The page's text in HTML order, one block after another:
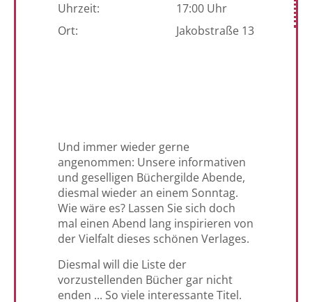
Uhrzeit:
17:00 Uhr
Ort:
Jakobstraße 13
Und immer wieder gerne
angenommen: Unsere informativen
und geselligen Büchergilde Abende,
diesmal wieder an einem Sonntag.
Wie wäre es? Lassen Sie sich doch
mal einen Abend lang inspirieren von
der Vielfalt dieses schönen Verlages.
Diesmal will die Liste der
vorzustellenden Bücher gar nicht
enden ... So viele interessante Titel.